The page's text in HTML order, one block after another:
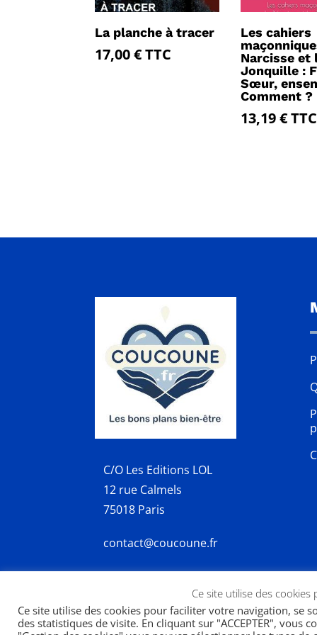
La planche à tracer
17,00€ TTC
Les cahiers
Narcisse et
Jonquille :
Sœur,
Comment ?
13,19€TTC
C/O Les Editions LOL
12 rue Calmels
75018 Paris
contact@coucoune.fr
Copyright 2026 | designed bySWP
Ce site utilise des
Ce site utilise des cookies pour faciliter votre navigation, se
des statistiques de visite. En cliquant sur "ACCEPTER",